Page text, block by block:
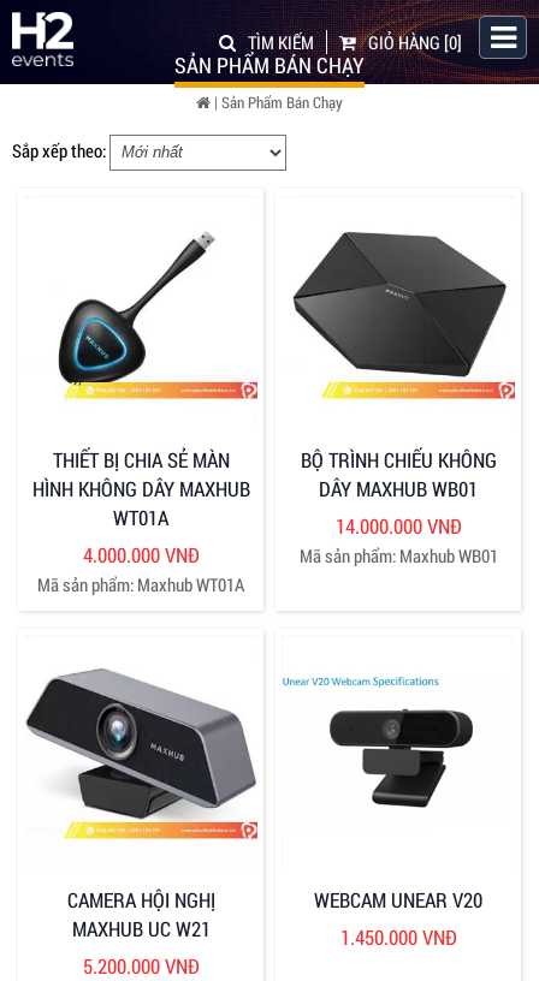
GIỎ HÀNG[0]
TÌM KIẾM
SẢN PHẨM BÁN CHẠY
| Sản Phẩm Bán Chạy
Sắp xếp theo:
THIẾT BỊ CHIA SẺ MÀN
HÌNH KHÔNG DÂY MAXHUB
WT01A
4.000.000 VNĐ
Mã sản phẩm: Maxhub WT01A
BỘ TRÌNH CHIẾU KHÔNG
DÂY MAXHUB WB01
14.000.000 VNĐ
Mã sản phẩm: Maxhub WB01
CAMERA HỘI NGHỊ
MAXHUB UC W21
5.200.000 VNĐ
WEBCAM UNEAR V20
1.450.000 VNĐ